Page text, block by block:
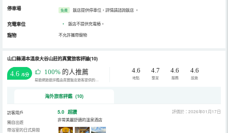
停車場 免費 飯店提供停車位，詳情請諮詢飯店 。
充電車位 • 飯店不提供充電樁。
寵物 不允許攜帶寵物
山口縣湯本溫泉大谷山莊的真實旅客評論(10)
4.6 /5分 100% 的人推薦
易遊網旅遊評鑑由真實飯店旅客提供的評鑑。
4.6
地點
4.7
整潔
4.6
服務
4.6
設施
海外旅客評鑑 (10)
訪客用戶
獨自出遊
帶浴室的日式房間
5.0 超讚
評價於：2026年01月17日
非常美麗舒適的溫泉酒店